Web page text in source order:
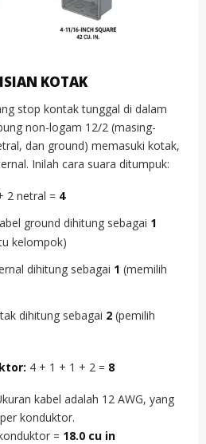
KOTAK
stop kontak tunggal di dalam
non-logam 12/2 (masing-
dan ground) memasuki kotak,
Inilah cara suara ditumpuk:
2 netral = 4
ground dihitung sebagai 1
kelompok)
dihitung sebagai 1 (memilih
dihitung sebagai 2 (pemilih
4 + 1 + 1 + 2 = 8
kabel adalah 12 AWG, yang
konduktor.
= 18.0 cu in